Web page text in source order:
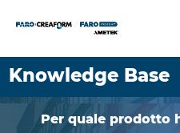
Knowledge Base
Lingua
Per quale prodotto